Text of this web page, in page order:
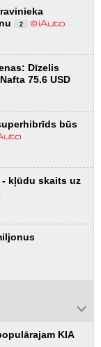
2
Dīzelis
75.6 USD
būs
- kļūdu skaits uz
KIA